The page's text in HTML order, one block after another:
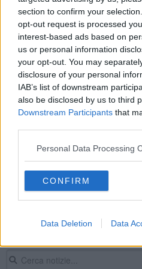
section to confirm your
opt-out request is processed
interest-based ads based on
us or personal information
your opt-out. You may
disclosure of your personal
IAB’s list of downstream
also be disclosed by us to third
Downstream Participants that
Personal Data Processing
CONFIRM
Data Deletion Data
Nardella a Betlemme
A Betlemme un
Astori
Umiltà e povertà,
Epifania, la
L'incanto del presepe
"L'umanità abbia
Un libro per capire
Presepi da tutta Italia